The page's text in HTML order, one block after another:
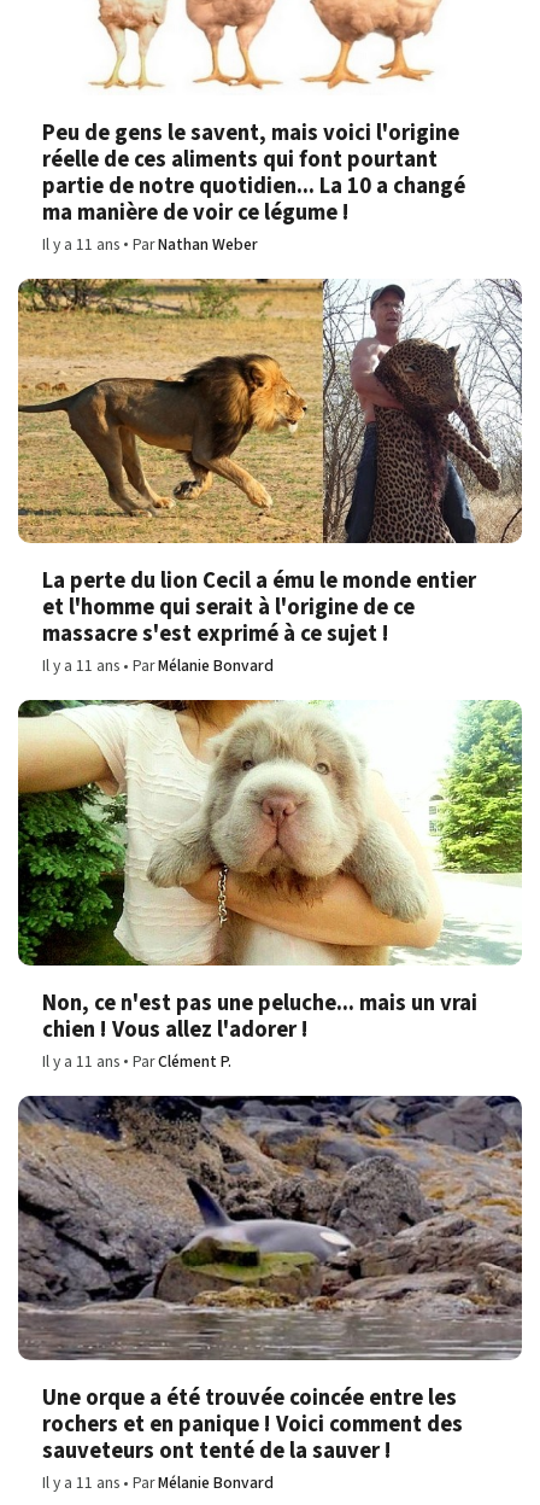
Peu de gens le savent, mais voici l'origine
réelle de ces aliments qui font pourtant
partie de notre quotidien... La 10 a changé
ma manière de voir ce légume !
Il y a 11 ans ParNathan Weber
La perte du lion Cecil a ému le monde entier
et l'homme qui serait à l'origine de ce
massacre s'est exprimé à ce sujet !
Il y a 11 ans ParMélanie Bonvard
Non, ce n'est pas une peluche... mais un vrai
chien ! Vous allez l'adorer !
Il y a 11 ans ParClément P.
Une orque a été trouvée coincée entre les
rochers et en panique ! Voici comment des
sauveteurs ont tenté de la sauver !
Il y a 11 ans ParMélanie Bonvard